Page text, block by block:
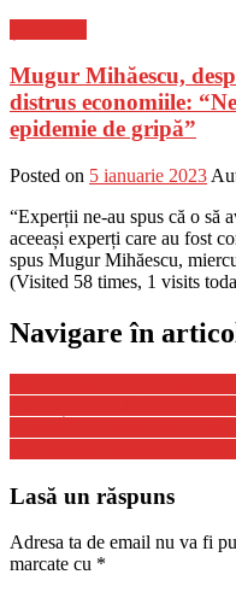
Mugur Mihăescu,
distrus economiile:
epidemie de gripă”
Posted on 5 ianuarie 2023
“Experții ne-au spus că o să
aceeași experți care au fost
spus Mugur Mihăescu,
(Visited 58 times, 1 visits
Navigare în
Lasă un răspuns
Adresa ta de email nu va fi
marcate cu *